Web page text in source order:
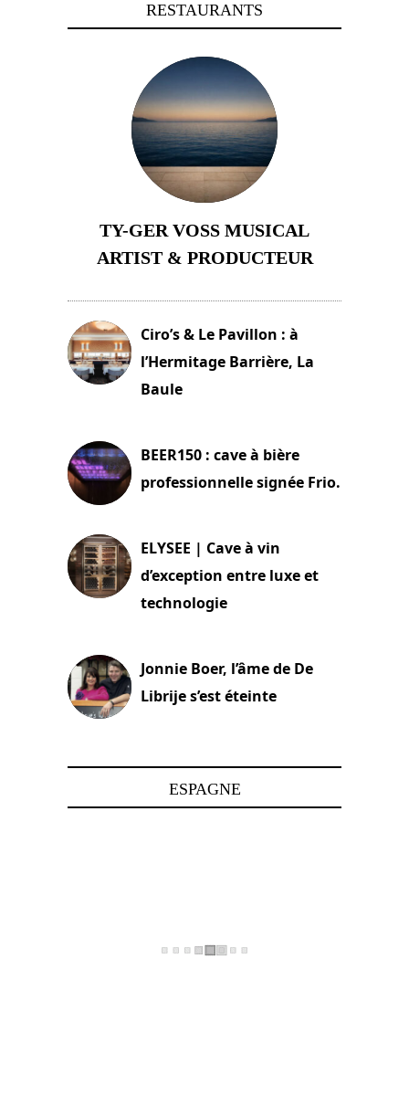
RESTAURANTS
TY-GER VOSS MUSICAL
ARTIST & PRODUCTEUR
Ciro’s & Le Pavillon : à
l’Hermitage Barrière, La
Baule
BEER150 : cave à bière
professionnelle signée Frio.
ELYSEE | Cave à vin
d’exception entre luxe et
technologie
Jonnie Boer, l’âme de De
Librije s’est éteinte
ESPAGNE